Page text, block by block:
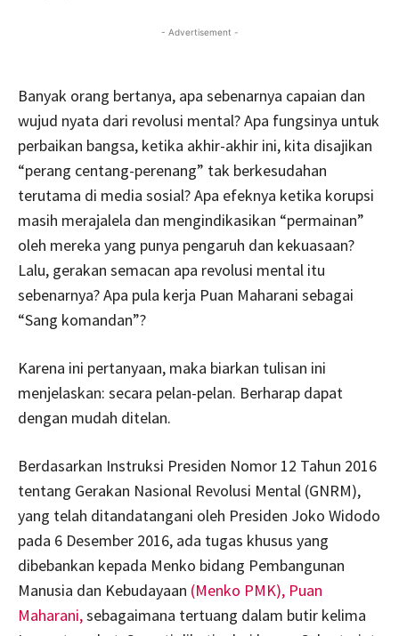
- Advertisement -
Banyak orang bertanya, apa sebenarnya capaian dan
wujud nyata dari revolusi mental? Apa fungsinya untuk
perbaikan bangsa, ketika akhir-akhir ini, kita disajikan
“perang centang-perenang” tak berkesudahan
terutama di media sosial? Apa efeknya ketika korupsi
masih merajalela dan mengindikasikan “permainan”
oleh mereka yang punya pengaruh dan kekuasaan?
Lalu, gerakan semacan apa revolusi mental itu
sebenarnya? Apa pula kerja Puan Maharani sebagai
“Sang komandan”?
Karena ini pertanyaan, maka biarkan tulisan ini
menjelaskan: secara pelan-pelan. Berharap dapat
dengan mudah ditelan.
Berdasarkan Instruksi Presiden Nomor 12 Tahun 2016
tentang Gerakan Nasional Revolusi Mental (GNRM),
yang telah ditandatangani oleh Presiden Joko Widodo
pada 6 Desember 2016, ada tugas khusus yang
dibebankan kepada Menko bidang Pembangunan
Manusia dan Kebudayaan (Menko PMK), Puan
Maharani,sebagaimana tertuang dalam butir kelima